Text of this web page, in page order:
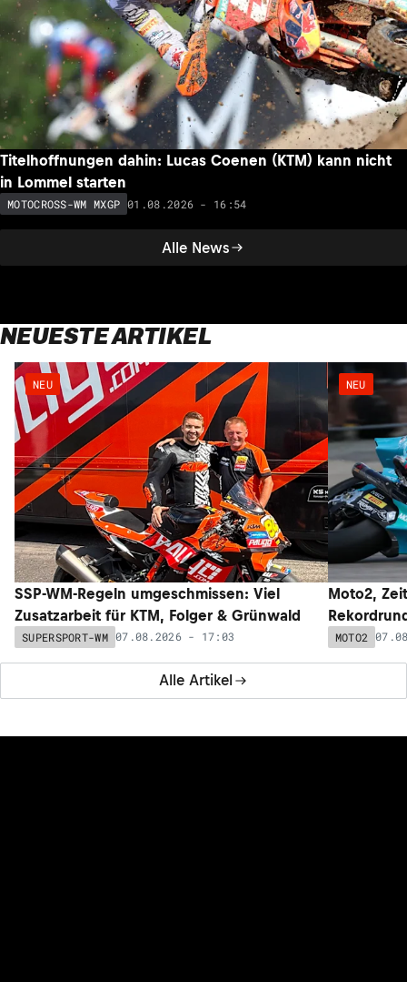
Alle News
Titelhoffnungen dahin: Lucas Coenen (KTM) kann nicht
in Lommel starten
MOTOCROSS-WM MXGP 01.08.2026 - 16:54
NEUESTE ARTIKEL
Alle Artikel
NEU
SSP-WM-Regeln umgeschmissen: Viel
Zusatzarbeit für KTM, Folger & Grünwald
SUPERSPORT-WM 07.08.2026 - 17:03
NEU
Moto2,
MOTO2